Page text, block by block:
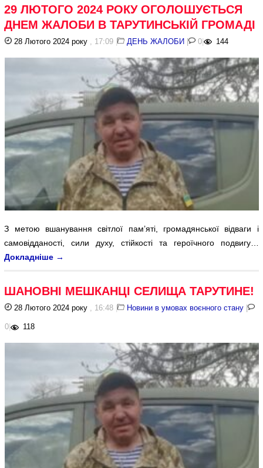
29 ЛЮТОГО 2024 РОКУ ОГОЛОШУЄТЬСЯ
ДНЕМ ЖАЛОБИ В ТАРУТИНСЬКІЙ ГРОМАДІ
28 Лютого 2024 року , 17:09 | ДЕНЬ ЖАЛОБИ | 0| 144
З метою вшанування світлої пам’яті, громадянської відваги і
самовідданості, сили духу, стійкості та героїчного подвигу…
Докладніше →
ШАНОВНІ МЕШКАНЦІ СЕЛИЩА ТАРУТИНЕ!
28 Лютого 2024 року , 16:48 | Новини в умовах воєнного стану |
0 | 118